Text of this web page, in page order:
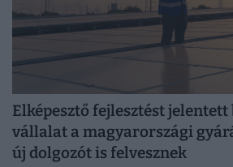
Elképesztő fejlesztést
vállalat a magyarországi
új dolgozót is felvesznek